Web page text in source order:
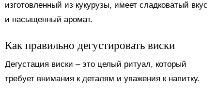
изготовленный из кукурузы, имеет сладковатый вкус
и насыщенный аромат.
Как правильно дегустировать виски
Дегустация виски – это целый ритуал, который
требует внимания к деталям и уважения к напитку.